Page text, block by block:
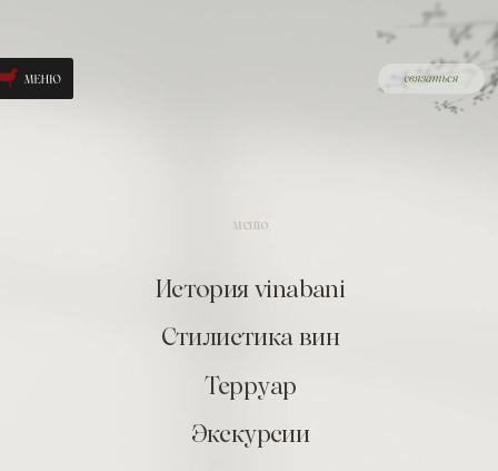
меню
История vinabani
Стилистика вин
Терруар
Экскурсии